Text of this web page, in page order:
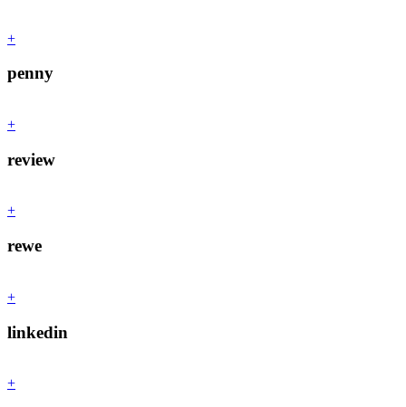
+
penny
+
review
+
rewe
+
linkedin
+